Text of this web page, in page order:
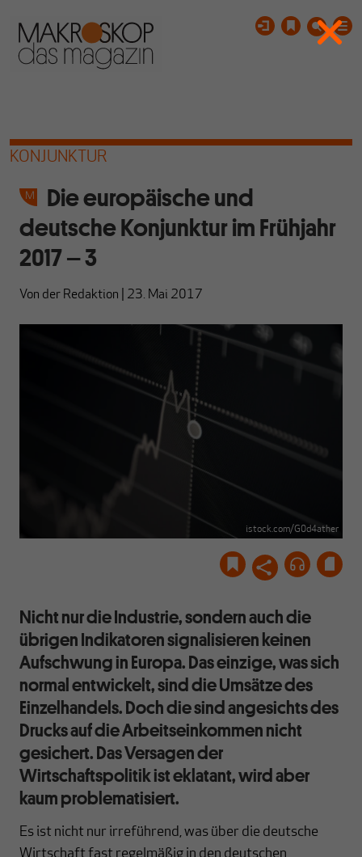
KONJUNKTUR
Die europäische und
deutsche Konjunktur im Frühjahr
2017 – 3
Von der Redaktion 23. Mai 2017
istock.com/G0d4ather
Nicht nur die Industrie, sondern auch die
übrigen Indikatoren signalisieren keinen
Aufschwung in Europa. Das einzige, was sich
normal entwickelt, sind die Umsätze des
Einzelhandels. Doch die sind angesichts des
Drucks auf die Arbeitseinkommen nicht
gesichert. Das Versagen der
Wirtschaftspolitik ist eklatant, wird aber
kaum problematisiert.
Es ist nicht nur irreführend, was über die deutsche